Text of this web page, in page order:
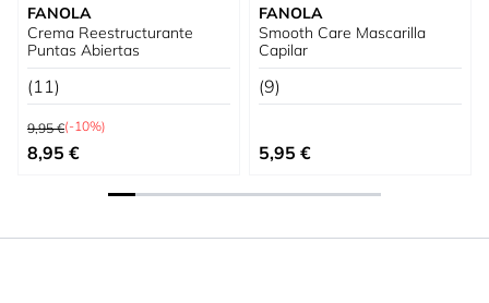
FANOLA
Crema Reestructurante
Puntas Abiertas
(11)
Precio habitual
9,95 €(-10%)
Precio especial
8,95 €
FANOLA
Smooth Care Mascarilla
Capilar
(9)
5,95 €